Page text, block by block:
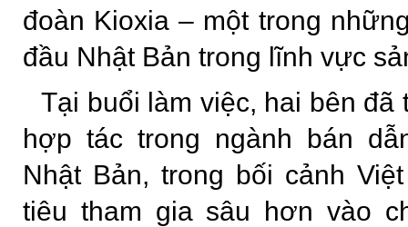
đoàn Kioxia – một trong
đầu Nhật Bản trong lĩnh vực
Tại buổi làm việc, hai bên đã
hợp tác trong ngành bán
Nhật Bản, trong bối cảnh
tiêu tham gia sâu hơn vào